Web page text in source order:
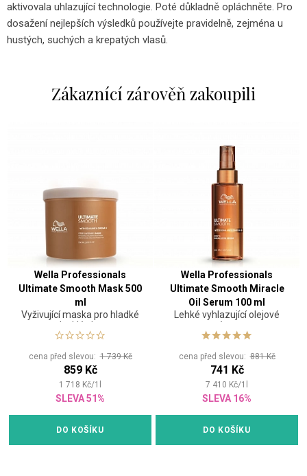
aktivovala uhlazující technologie. Poté důkladně opláchněte. Pro
dosažení nejlepších výsledků používejte pravidelně, zejména u
hustých, suchých a krepatých vlasů.
Zákaznící zárověň zakoupili
Wella Professionals
Ultimate Smooth Mask 500
ml
Vyživující maska pro hladké
a lesklé vlasy
cena před slevou:1 739 Kč
859 Kč
1 718 Kč/1
SLEVA 51%
DO KOŠÍKU
Wella Professionals
Ultimate Smooth Miracle
Oil Serum 100 ml
Lehké vyhlazující olejové
sérum
cena před slevou:881 Kč
741 Kč
7 410 Kč/1
SLEVA 16%
DO KOŠÍKU